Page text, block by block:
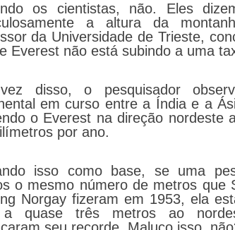
os cientistas, não. Eles
a altura da
da Universidade de Trieste,
Everest não está subindo a uma
disso, o pesquisador
em curso entre a Índia e a
o Everest na direção nordeste
por ano.
isso como base, se uma
o mesmo número de metros que
Norgay fizeram em 1953, ela
a quase três metros ao